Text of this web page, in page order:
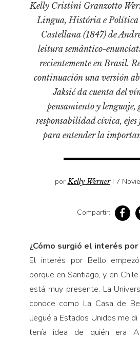
Pensamiento
Pensamiento ilustrado
Personaje
Personajes secundarios
Turismo accidental
Kelly Cristini Granzotto
Lingua, História e
Castellana (1847) de
leitura semântico-
recientemente en Brasil.
continuación una versión
Jaksić da cuenta del
pensamiento y
responsabilidad cívica, ejes
para entender la
porKelly Werner I 7
Compartir:
¿Cómo surgió el interés
El interés por Bello
porque en Santiago, y en
está muy presente. La
conoce como La Casa de
llegué a Estados Unidos me
tenía idea de quién era